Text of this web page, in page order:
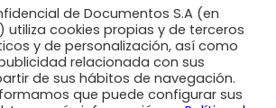
en España la nueva figura del
de Datos y la nueva #LOPDla
twitter.com/i/web/status/1…
8 años ago
de Documentos S.A (en
utiliza cookies propias y de terceros
y de personalización, así como
relacionada con sus
de sus hábitos de navegación.
que puede configurar sus